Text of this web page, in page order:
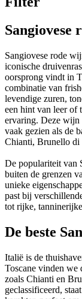
Sangiovese
Sangiovese rode
iconische
oorsprong vindt in
combinatie van
levendige zuren,
een hint van leer of
ervaring. Deze
vaak gezien als de
Chianti, Brunello
De populariteit van
buiten de grenzen
unieke
past bij
tot rijke,
De beste
Italië is de
Toscane vinden we
zoals Chianti en
geclassificeerd,